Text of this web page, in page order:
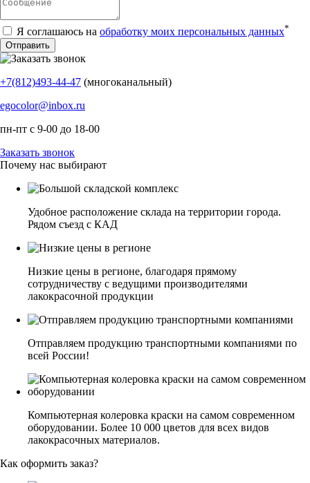
Я соглашаюсь на обработку моих персональных данных*
+7(812)493-44-47 (многоканальный)
egocolor@inbox.ru
пн-пт с 9-00 до 18-00
Заказать звонок
Почему нас выбирают
Удобное расположение склада на территории города.
Рядом съезд с КАД
Низкие цены в регионе, благодаря прямому
сотрудничеству с ведущими производителями
лакокрасочной продукции
Отправляем продукцию транспортными компаниями по
всей России!
Компьютерная колеровка краски на самом современном
оборудовании. Более 10 000 цветов для всех видов
лакокрасочных материалов.
Как оформить заказ?